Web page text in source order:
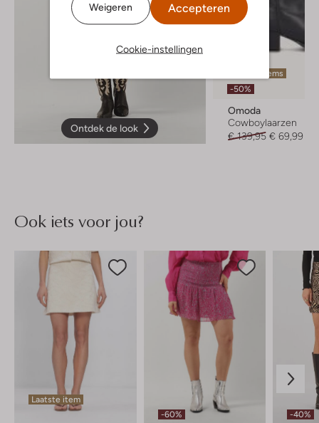
Weigeren Accepteren
Cookie-instellingen
Ontdek de look
Laatste items
-50%
Omoda
Cowboylaarzen
€ 139,95 € 69,99
Ook iets voor jou?
Laatste item
-60% -40%